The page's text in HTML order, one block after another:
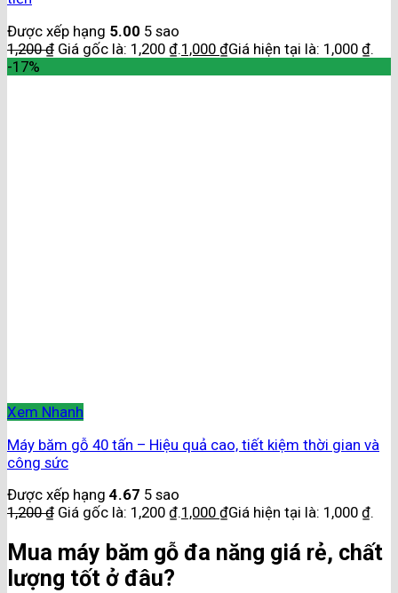
Được xếp hạng 5.00 5 sao
1,200₫ Giá gốc là: 1,200 ₫.1,000 ₫Giá hiện tại là: 1,000 ₫.
-17%
Xem Nhanh
Máy băm gỗ 40 tấn – Hiệu quả cao, tiết kiệm thời gian và
công sức
Được xếp hạng 4.67 5 sao
1,200₫ Giá gốc là: 1,200 ₫.1,000 ₫Giá hiện tại là: 1,000 ₫.
Mua máy băm gỗ đa năng giá rẻ, chất
lượng tốt ở đâu?